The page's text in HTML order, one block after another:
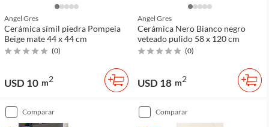
Angel Gres
Cerámica símil piedra Pompeia
Beige mate 44 x 44 cm
(0)
USD 10 m2
Angel Gres
Cerámica Nero Bianco negro
veteado pulido 58 x 120 cm
(0)
USD 18 m2
comparar comparar